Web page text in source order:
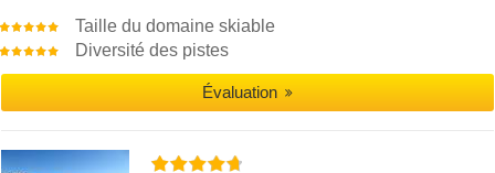
Taille du domaine skiable
Diversité des pistes
Évaluation